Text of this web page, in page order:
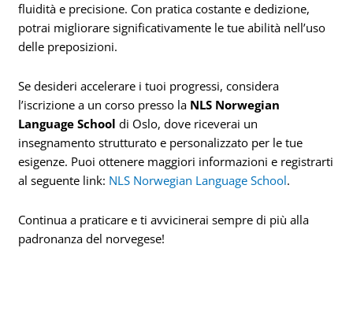
fluidità e precisione. Con pratica costante e dedizione,
potrai migliorare significativamente le tue abilità nell’uso
delle preposizioni.
Se desideri accelerare i tuoi progressi, considera
l’iscrizione a un corso presso la NLS Norwegian
Language School di Oslo, dove riceverai un
insegnamento strutturato e personalizzato per le tue
esigenze. Puoi ottenere maggiori informazioni e registrarti
al seguente link: NLS Norwegian Language School.
Continua a praticare e ti avvicinerai sempre di più alla
padronanza del norvegese!